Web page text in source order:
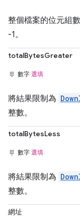
整個檔案的位元組
-1。
totalBytesGreater
數字 選填
將結果限制為
整數。
totalBytesLess
數字 選填
將結果限制為
整數。
網址